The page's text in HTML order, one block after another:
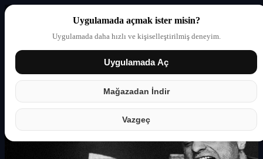
Uygulamada açmak ister misin?
Uygulamada daha hızlı ve kişiselleştirilmiş deneyim.
Uygulamada Aç
Mağazadan İndir
Vazgeç
Giriş yap Partner